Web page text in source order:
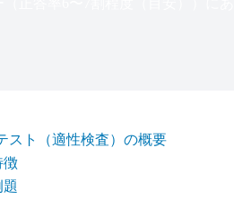
スト（適性検査）の概要
徴